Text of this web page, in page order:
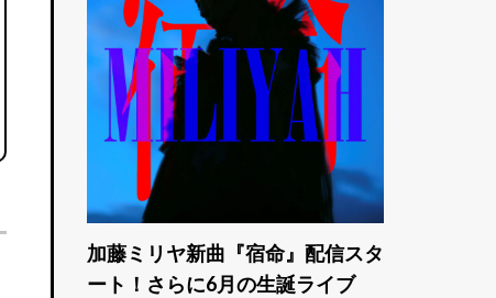
加藤ミリヤ新曲『宿命』配信スタ
ート！さらに6月の生誕ライブ